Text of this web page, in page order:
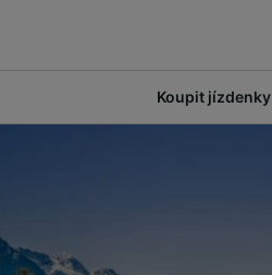
Koupit jízdenky